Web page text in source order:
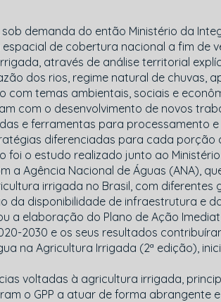
sob demanda do então Ministério da
de cobertura nacional a fim de
através de análise territorial
dos rios, regime natural de chuvas,
com temas ambientais, sociais e
com o desenvolvimento de novos
e ferramentas para processamento
diferenciadas para cada porção
foi o estudo realizado junto ao
a Agência Nacional de Águas (ANA),
irrigada no Brasil, com diferentes
da disponibilidade de infraestrutura e
a elaboração do Plano de Ação
2030 e os seus resultados
na Agricultura Irrigada (2ª edição),
voltadas à agricultura irrigada,
o GPP a atuar de forma abrangente